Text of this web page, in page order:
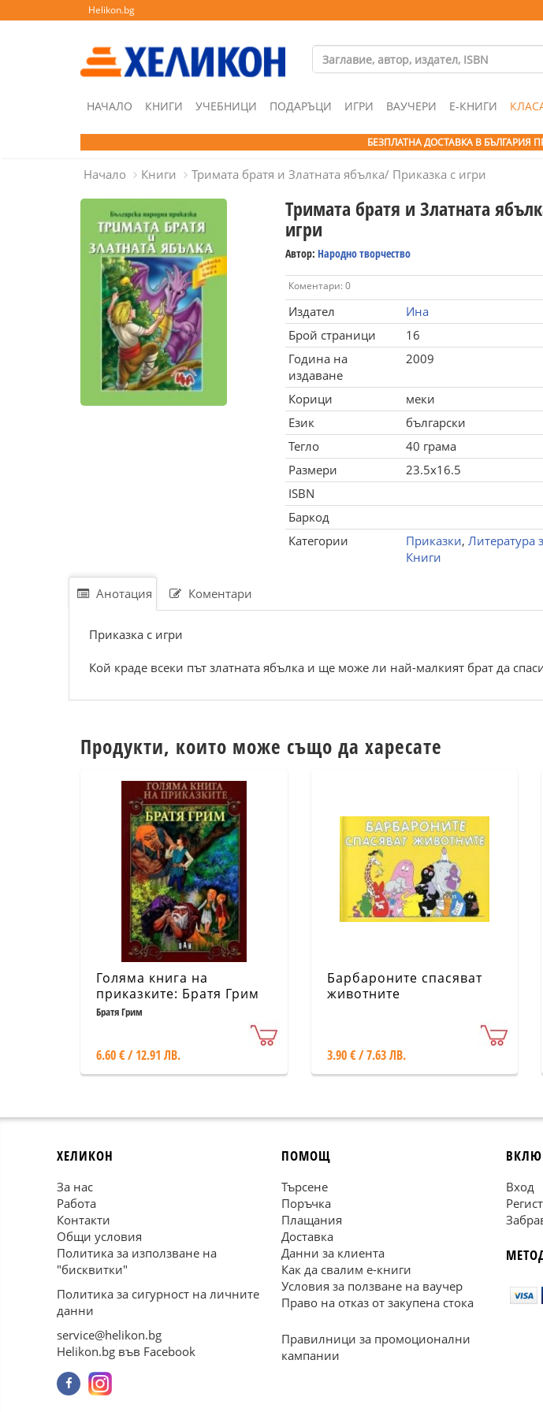
Helikon.bg
НАЧАЛО КНИГИ УЧЕБНИЦИ ПОДАРЪЦИ ИГРИ ВАУЧЕРИ Е-КНИГИ
БЕЗПЛАТНА ДОСТАВКА В БЪЛГАРИЯ
Начало Книги Тримата братя и Златната ябълка/ Приказка с игри
Тримата братя и Златната
игри
Автор: Народно творчество
Коментари: 0
Издател
Ина
Брой страници
16
Година на
издаване
2009
Корици
меки
Език
български
Тегло
40 грама
Размери
23.5x16.5
ISBN
Баркод
Категории
Приказки, Литература
Книги
Анотация Коментари
Приказка с игри
Кой краде всеки път златната ябълка и ще може ли най-малкият брат да
Продукти, които може също да харесате
Голяма книга на
приказките: Братя Грим
Братя Грим
6.60 € / 12.91 ЛВ.
Барбароните спасяват
животните
3.90 € / 7.63 ЛВ.
ХЕЛИКОН
За нас
Работа
Контакти
Общи условия
Политика за използване на
"бисквитки"
Политика за сигурност на личните
данни
service@helikon.bg
Helikon.bg във Facebook
ПОМОЩ
Търсене
Поръчка
Плащания
Доставка
Данни за клиента
Как да свалим е-книги
Условия за ползване на ваучер
Право на отказ от закупена стока
Правилници за промоционални
кампании
Вход